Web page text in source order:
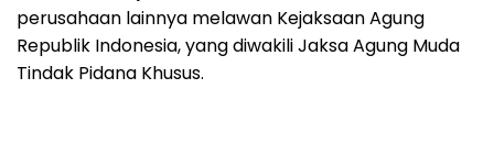
perusahaan lainnya melawan Kejaksaan Agung
Republik Indonesia, yang diwakili Jaksa Agung Muda
Tindak Pidana Khusus.